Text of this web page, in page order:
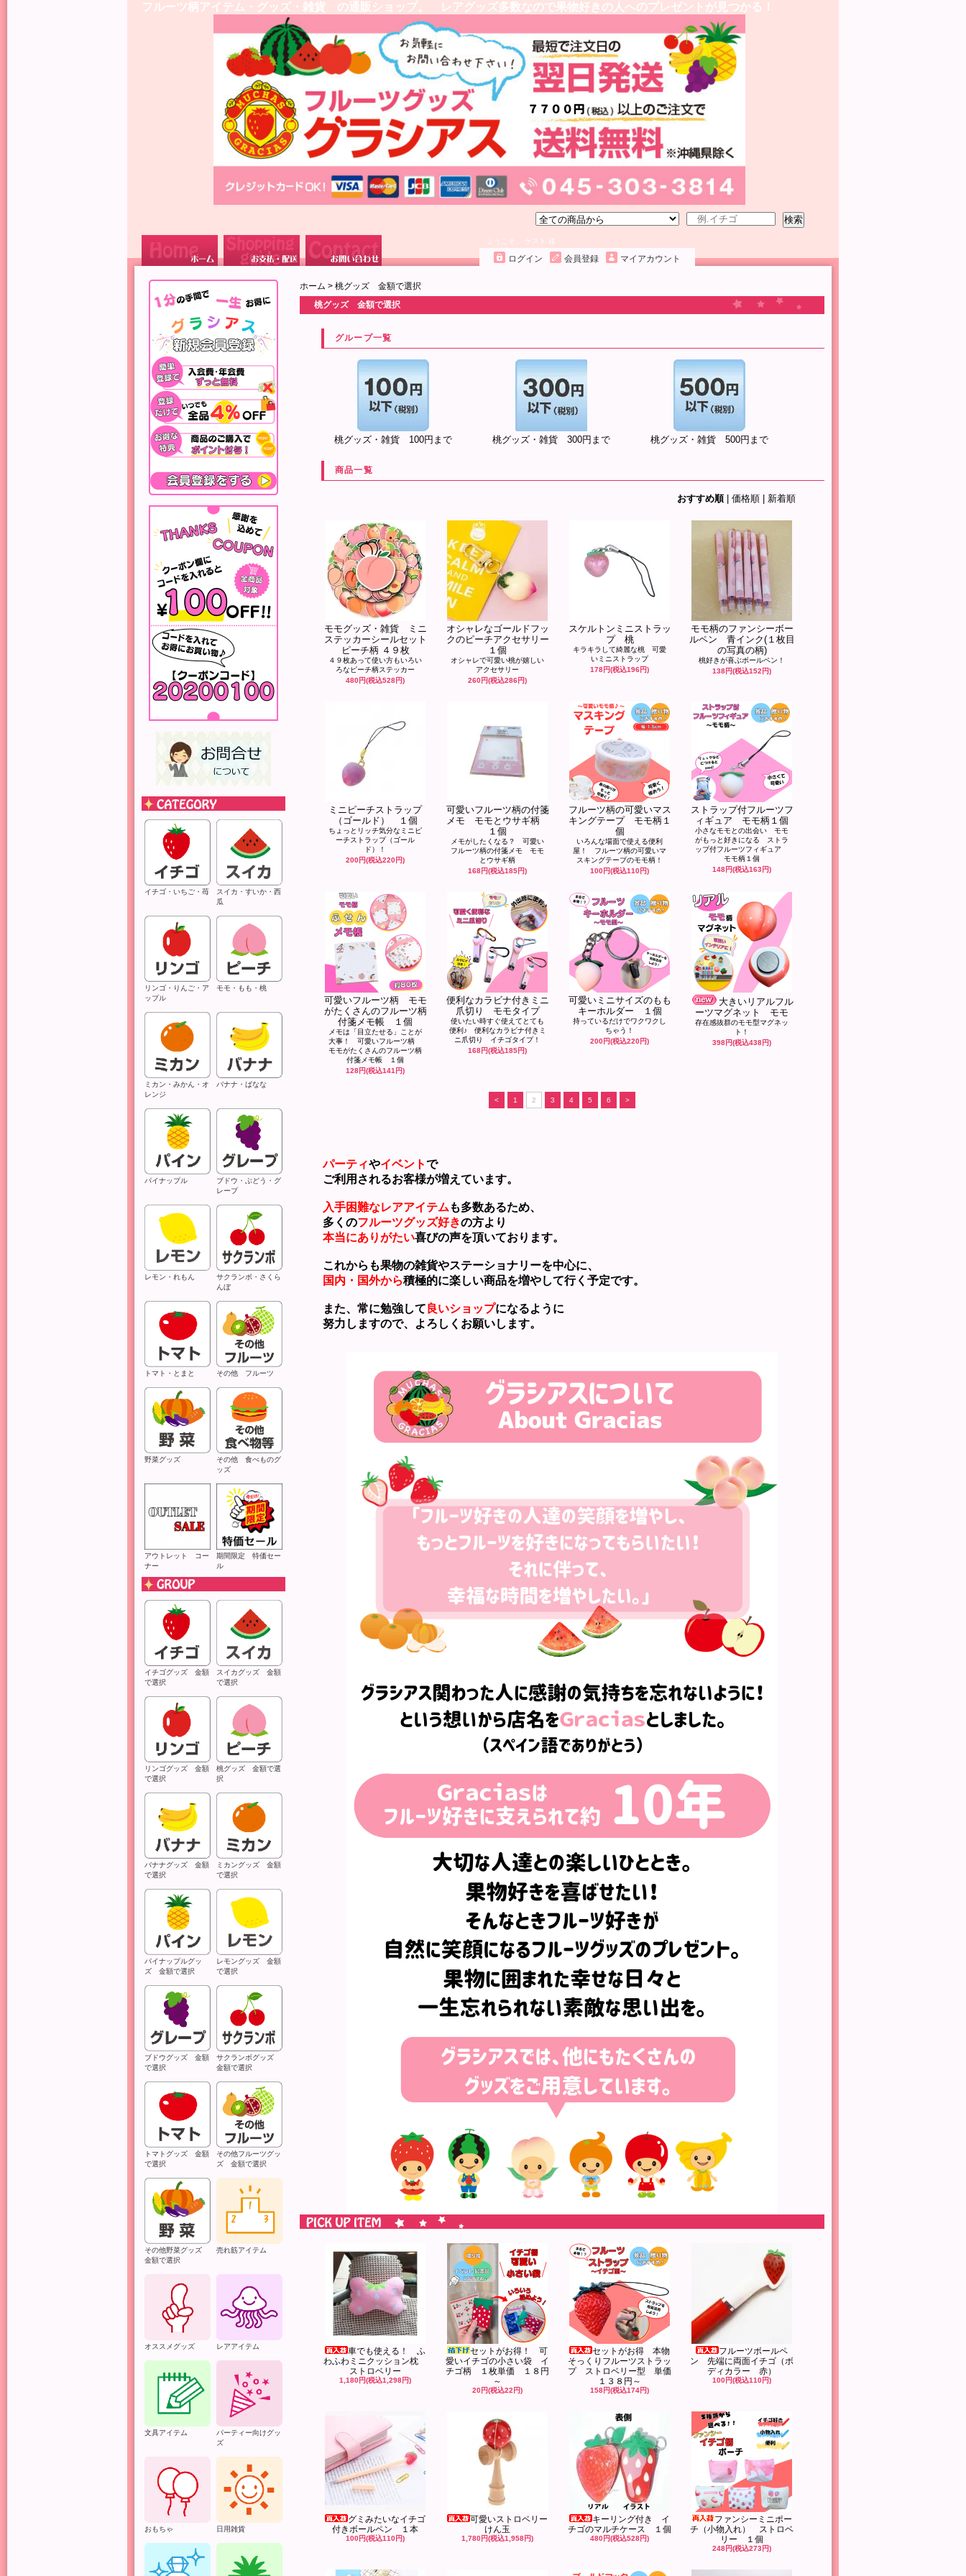
フルーツ柄アイテム・グッズ・雑貨 の通販ショップ。 レアグッズ多数なので果物好きの人へのプレゼントが見つかる！
検索
ようこそ、 ゲスト 様
ログイン 会員登録 マイアカウント
イチゴ・いちご・苺
スイカ・すいか・西
瓜
リンゴ・りんご・ア
ップル
モモ・もも・桃
ミカン・みかん・オ
レンジ
バナナ・ばなな
パイナップル
ブドウ・ぶどう・グ
レープ
レモン・れもん
サクランボ・さくら
んぼ
トマト・とまと その他 フルーツ
野菜グッズ
その他 食べものグ
ッズ
アウトレット コー
ナー
期間限定 特価セー
ル
イチゴグッズ 金額
で選択
スイカグッズ 金額
で選択
リンゴグッズ 金額
で選択
桃グッズ 金額で選
択
バナナグッズ 金額
で選択
ミカングッズ 金額
で選択
パイナップルグッ
ズ 金額で選択
レモングッズ 金額
で選択
ブドウグッズ 金額
で選択
サクランボグッズ
金額で選択
トマトグッズ 金額
で選択
その他フルーツグッ
ズ 金額で選択
その他野菜グッズ
金額で選択
売れ筋アイテム
オススメグッズ レアアイテム
文具アイテム
パーティー向けグッ
ズ
おもちゃ 日用雑貨
ホーム > 桃グッズ 金額で選択
桃グッズ 金額で選択
グループ一覧
桃グッズ・雑貨 100円まで 桃グッズ・雑貨 300円まで 桃グッズ・雑貨 500円まで
商品一覧
おすすめ順| 価格順 新着順
モモグッズ・雑貨 ミニ
ステッカーシールセット
ピーチ柄 ４９枚
４９枚あって使い方もいろい
ろなピーチ柄ステッカー
480円(税込528円)
オシャレなゴールドフッ
クのピーチアクセサリー
１個
オシャレで可愛い桃が嬉しい
アクセサリー
260円(税込286円)
スケルトンミニストラッ
プ 桃
キラキラして綺麗な桃 可愛
いミニストラップ
178円(税込196円)
モモ柄のファンシーボー
ルペン 青インク(１枚目
の写真の柄)
桃好きが喜ぶボールペン！
138円(税込152円)
ミニピーチストラップ
（ゴールド） １個
ちょっとリッチ気分なミニピ
ーチストラップ（ゴール
ド）！
200円(税込220円)
可愛いフルーツ柄の付箋
メモ モモとウサギ柄
１個
メモがしたくなる？ 可愛い
フルーツ柄の付箋メモ モモ
とウサギ柄
168円(税込185円)
フルーツ柄の可愛いマス
キングテープ モモ柄１
個
いろんな場面で使える便利
屋！ フルーツ柄の可愛いマ
スキングテープのモモ柄！
100円(税込110円)
ストラップ付フルーツフ
ィギュア モモ柄１個
小さなモモとの出会い モモ
がもっと好きになる ストラ
ップ付フルーツフィギュア
モモ柄１個
148円(税込163円)
可愛いフルーツ柄 モモ
がたくさんのフルーツ柄
付箋メモ帳 １個
メモは「目立たせる」ことが
大事！ 可愛いフルーツ柄
モモがたくさんのフルーツ柄
付箋メモ帳 １個
128円(税込141円)
便利なカラビナ付きミニ
爪切り モモタイプ
使いたい時すぐ使えてとても
便利♪ 便利なカラビナ付きミ
ニ爪切り イチゴタイプ！
168円(税込185円)
可愛いミニサイズのもも
キーホルダー １個
持っているだけでワクワクし
ちゃう！
200円(税込220円)
大きいリアルフル
ーツマグネット モモ
存在感抜群のモモ型マグネッ
ト！
398円(税込438円)
< 1 2 3 4 5 6 >
パーティやイベントで
ご利用されるお客様が増えています。
入手困難なレアアイテム も多数あるため、
多くのフルーツグッズ好きの方より
本当にありがたい喜びの声を頂いております。
これからも果物の雑貨やステーショナリーを中心に、
国内・国外から積極的に楽しい商品を増やして行く予定です。
また、常に勉強して 良いショップになるように
努力しますので、よろしくお願いします。
車でも使える！ ふ
わふわミニクッション枕
ストロベリー
1,180円(税込1,298円)
セットがお得！ 可
愛いイチゴの小さい袋 イ
チゴ柄 １枚単価 １８円
～
20円(税込22円)
セットがお得 本物
そっくりフルーツストラッ
プ ストロベリー型 単価
１３８円～
158円(税込174円)
フルーツボールペ
ン 先端に両面イチゴ（ボ
ディカラー 赤）
100円(税込110円)
グミみたいなイチゴ
付きボールペン １本
100円(税込110円)
可愛いストロベリー
けん玉
1,780円(税込1,958円)
キーリング付き イ
チゴのマルチケース １個
480円(税込528円)
ファンシーミニポー
チ（小物入れ） ストロベ
リー １個
248円(税込273円)